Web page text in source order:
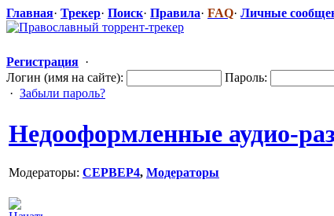
Главная· Трекер· Поиск· Правила· FAQ· Личные
Регистрация ·
Логин (имя на сайте):
Пароль:
· Забыли пароль?
Недооформленные аудио-
Модераторы: CEPBEP4, Модераторы